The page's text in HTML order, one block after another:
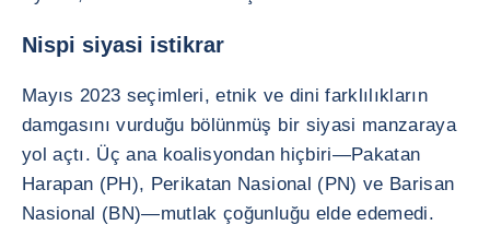
Nispi siyasi istikrar
Mayıs 2023 seçimleri, etnik ve dini farklılıkların
damgasını vurduğu bölünmüş bir siyasi manzaraya
yol açtı. Üç ana koalisyondan hiçbiri—Pakatan
Harapan (PH), Perikatan Nasional (PN) ve Barisan
Nasional (BN)—mutlak çoğunluğu elde edemedi.